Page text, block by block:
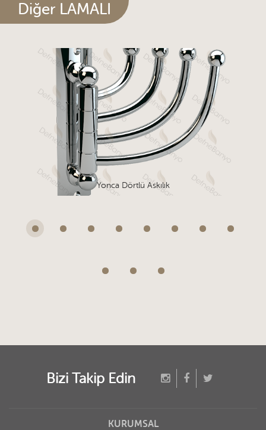
Diğer LAMALI
Yonca Dörtlü Askılık
Bizi Takip Edin
KURUMSAL